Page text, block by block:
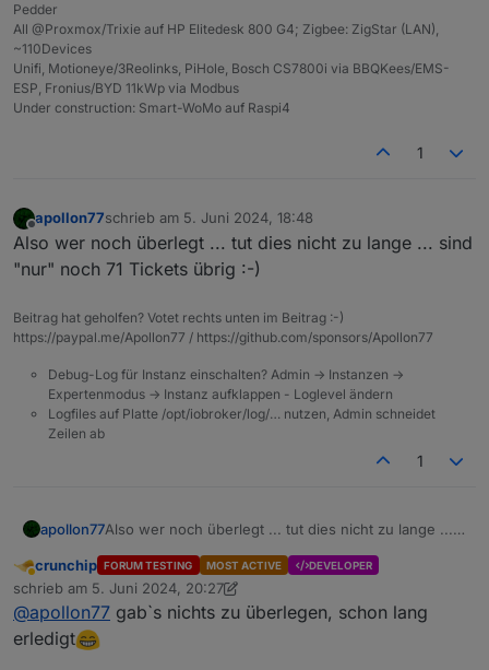
geschaffen um hier Kontakte zu vermitteln falls
noch jemand eine Karte sucht.
veröffentlicht. Danke an alle Vortragenden!
Wir freuen uns gemeinsam mit Euch und unserem
Hauptsponsor Shelly und unserem Partner solingen-
digital auf einen Tag mit spannenden Vorträgen und
viel persönlichem Austausch! Auch für das leibliche
https://usertreffen.iobroker.in
Der offizielle Kartenvorverkauf läuft Seite heute
12:00 und einen ersten Themenüberblick zu den
Vortrag halten möchte meldet sich bitte mit dem
Wir freuen uns auf Euch!
Euer ioBroker Team
Pedder
All @Proxmox/Trixie auf HP Elitedesk 800 G4; Zigbee: ZigStar (LAN),
~110Devices
Unifi, Motioneye/3Reolinks, PiHole, Bosch CS7800i via BBQKees/EMS-
ESP, Fronius/BYD 11kWp via Modbus
Under construction: Smart-WoMo auf Raspi4
1
apollon77schrieb am 5. Juni 2024, 18:48
zuletzt editiert von
Also wer noch überlegt ... tut dies nicht zu lange ... sind
"nur" noch 71 Tickets übrig :-)
Beitrag hat geholfen? Votet rechts unten im Beitrag :-)
https://paypal.me/Apollon77 / https://github.com/sponsors/Apollon77
Debug-Log für Instanz einschalten? Admin -> Instanzen ->
Expertenmodus -> Instanz aufklappen - Loglevel ändern
Logfiles auf Platte /opt/iobroker/log/… nutzen, Admin schneidet
Zeilen ab
1
apollon77Also wer noch überlegt ... tut dies nicht zu lange ...
Abwesend
crunchip FORUM TESTING MOST ACTIVE DEVELOPER
schrieb am 5. Juni 2024, 20:27
zuletzt editiert von crunchip6. Mai 2024, 22:31
@apollon77 gab`s nichts zu überlegen, schon lang
erledigt